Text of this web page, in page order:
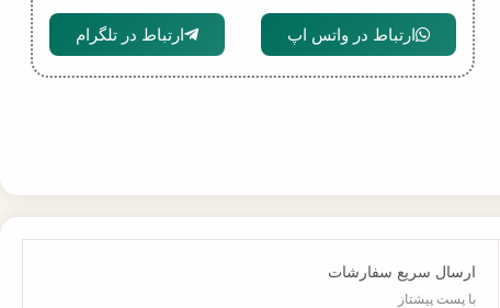
ارتباط در واتس اپ ارتباط در تلگرام
ارسال سریع سفارشات
با پست پیشتاز